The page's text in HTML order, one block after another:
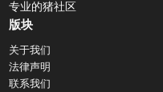
专业的猪社区
版块
关于我们
法律声明
联系我们